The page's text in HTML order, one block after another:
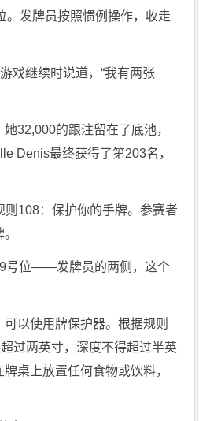
。发牌员按照惯例操作，收走
戏继续时说道，“我有两张
32,000的跟注留在了底池，
Denis最终获得了第203名，
则108：保护你的手牌。参赛者
号位——发牌员的两侧，这个
以使用牌保护器。根据规则
过两英寸，深度不得超过半英
桌上放置任何食物或饮料，